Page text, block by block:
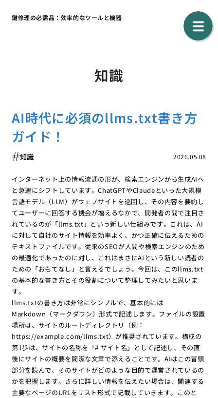
鍵修理の必需品：効率的なツールと機器
知識
AI時代に必須のllms.txt書き方
ガイド！
2026.05.08
知識
インターネット上の情報流通の形が、検索エンジンから生成AIへ
と急速にシフトしています。ChatGPTやClaudeといった大規模
言語モデル（LLM）がウェブサイトを巡回し、その内容を要約し
てユーザーに回答する機会が増えるなかで、開発者の間で注目さ
れているのが「llms.txt」という新しい仕組みです。これは、AI
に対して自社のサイト情報を効率よく、かつ正確に伝えるための
テキストファイルです。従来のSEOが人間や検索エンジンのため
の最適化であったのに対し、これはまさにAIという新しい読者の
ための「おもてなし」と言えるでしょう。今回は、このllms.txt
の基本的な書き方とその役割について整理してみたいと思いま
す。
llms.txtの書き方は非常にシンプルで、基本的には
Markdown（マークダウン）形式で記述します。ファイルの設置
場所は、サイトのルートディレクトリ（例：
https://example.com/llms.txt）が推奨されています。構成の
第1歩は、サイトの名称を「# サイト名」として記述し、その直
後にサイトの概要を簡潔な文章で添えることです。AIはこの冒頭
部分を読んで、そのサイトがどのような目的で運営されているの
かを把握します。さらに詳しい情報を伝えたい場合は、関連する
主要なページのURLをリスト形式で記載していきます。このと